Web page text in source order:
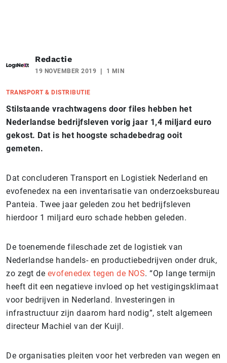
Redactie
19 NOVEMBER 2019 1 MIN
TRANSPORT & DISTRIBUTIE
Stilstaande vrachtwagens door files hebben het
Nederlandse bedrijfsleven vorig jaar 1,4 miljard euro
gekost. Dat is het hoogste schadebedrag ooit
gemeten.
Dat concluderen Transport en Logistiek Nederland en
evofenedex na een inventarisatie van onderzoeksbureau
Panteia. Twee jaar geleden zou het bedrijfsleven
hierdoor 1 miljard euro schade hebben geleden.
De toenemende fileschade zet de logistiek van
Nederlandse handels- en productiebedrijven onder druk,
zo zegt de evofenedex tegen de NOS. “Op lange termijn
heeft dit een negatieve invloed op het vestigingsklimaat
voor bedrijven in Nederland. Investeringen in
infrastructuur zijn daarom hard nodig”, stelt algemeen
directeur Machiel van der Kuijl.
De organisaties pleiten voor het verbreden van wegen en